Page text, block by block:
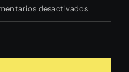
desactivadosen